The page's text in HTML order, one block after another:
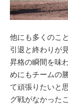
他にも多くのこ
引退と終わりが
昇格の瞬間を味
めにもチームの
て頑張りたいと
グ戦がなかった